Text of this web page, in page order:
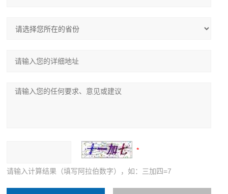
请输入计算结果（填写阿拉伯数字），如：三加四=7